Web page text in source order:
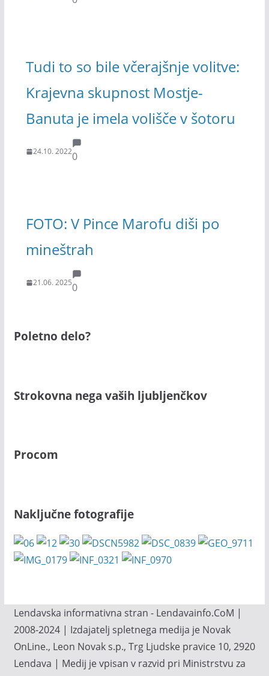
Tudi to so bile včerajšnje volitve:
Krajevna skupnost Mostje-
Banuta je imela volišče v šotoru
24.10. 20220
FOTO: V Pince Marofu diši po
mineštrah
21.06. 20250
Poletno delo?
Strokovna nega vaših ljubljenčkov
Procom
Naključne fotografije
Lendavska informativna stran - Lendavainfo.CoM |
2008-2024 | Izdajatelj spletnega medija je Novak
OnLine., Leon Novak s.p., Trg Ljudske pravice 10, 2920
Lendava | Medij je vpisan v razvid pri Ministrstvu za